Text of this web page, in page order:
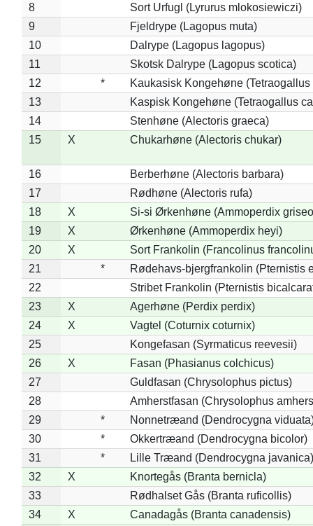
8
Sort Urfugl (Lyrurus mlokosiewiczi)
9
Fjeldrype (Lagopus muta)
10
Dalrype (Lagopus lagopus)
11
Skotsk Dalrype (Lagopus scotica)
12
*
Kaukasisk Kongehøne
13
Kaspisk Kongehøne (Tetraogallus
14
Stenhøne (Alectoris graeca)
15
X Chukarhøne (Alectoris chukar)
16
Berberhøne (Alectoris barbara)
17
Rødhøne (Alectoris rufa)
18
X
Si-si Ørkenhøne (Ammoperdix
19
X
Ørkenhøne (Ammoperdix heyi)
20
X
Sort Frankolin (Francolinus
21
*
Rødehavs-bjergfrankolin (Pternistis
22
Stribet Frankolin (Pternistis
23
X
Agerhøne (Perdix perdix)
24
X
Vagtel (Coturnix coturnix)
25
Kongefasan (Syrmaticus reevesii)
26
X
Fasan (Phasianus colchicus)
27
Guldfasan (Chrysolophus pictus)
28
Amherstfasan (Chrysolophus
29
*
Nonnetræand (Dendrocygna
30
*
Okkertræand (Dendrocygna bicolor)
31
*
Lille Træand (Dendrocygna javanica)
32
X
Knortegås (Branta bernicla)
33
Rødhalset Gås (Branta ruficollis)
34
X
Canadagås (Branta canadensis)